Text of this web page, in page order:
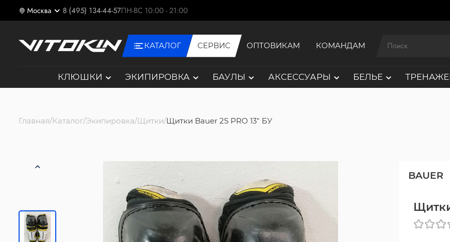
Москва 8 (495) 134-44-57ПН-ВС 10:00 - 21:00
КАТАЛОГ СЕРВИС ОПТОВИКАМ КОМАНДАМ
КЛЮШКИ ЭКИПИРОВКА БАУЛЫ АКСЕССУАРЫ БЕЛЬЕ
Главная Каталог Экипировка Щитки Щитки Bauer 2S PRO 13" БУ
BAUER